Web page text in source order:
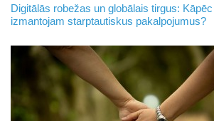
Digitālās robežas un globālais tirgus:
izmantojam starptautiskus pakalpojumus?